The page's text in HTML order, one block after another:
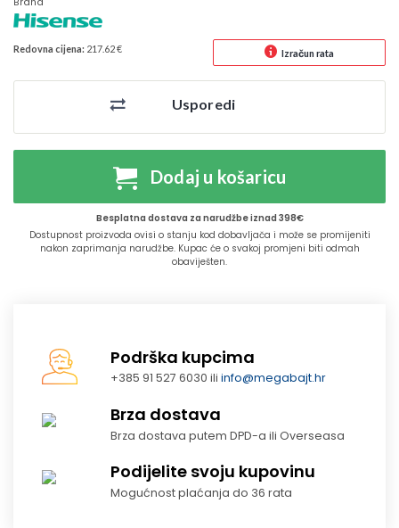
Redovna cijena: 217.62 € Izračun rata
Usporedi
Dodaj u košaricu
Besplatna dostava za narudžbe iznad 398€
Dostupnost proizvoda ovisi o stanju kod dobavljača i može se promijeniti
nakon zaprimanja narudžbe. Kupac će o svakoj promjeni biti odmah
obaviješten.
Podrška kupcima
+385 91 527 6030 iliinfo@megabajt.hr
Brza dostava
Brza dostava putem DPD-a ili Overseasa
Podijelite svoju kupovinu
Mogućnost plaćanja do 36 rata